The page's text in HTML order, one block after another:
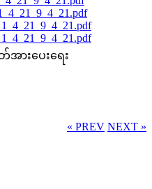
အားပေးရေး
« PREV NEXT »